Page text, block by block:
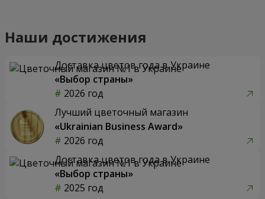
Наши достижения
Доставка цветов года в Украине
«Выбор страны»
2026 год
Лучший цветочный магазин
«Ukrainian Business Award»
2026 год
Доставка цветов года в Украине
«Выбор страны»
2025 год